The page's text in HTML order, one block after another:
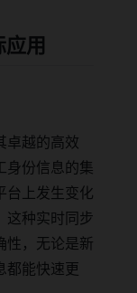
用
卓越的高效
身份信息的集
台上发生变化
这种实时同步
性，无论是新
都能快速更